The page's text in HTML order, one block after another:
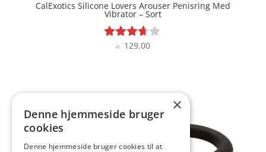
CalExotics Silicone Lovers Arouser Penisring Med
Vibrator – Sort
Vurderet
kr.129,00
×
Denne hjemmeside bruger
cookies
Denne hjemmeside bruger cookies til at